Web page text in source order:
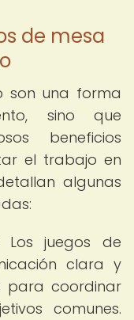
de mesa
son una forma
sino que
beneficios
el trabajo en
algunas
Los juegos de
clara y
para coordinar
comunes.